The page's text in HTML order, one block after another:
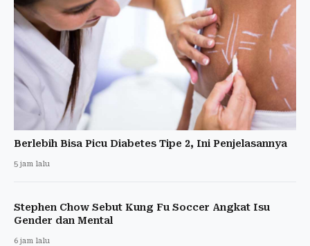
Berlebih Bisa Picu Diabetes Tipe 2, Ini Penjelasannya
5 jam lalu
Stephen Chow Sebut Kung Fu Soccer Angkat Isu
Gender dan Mental
6 jam lalu